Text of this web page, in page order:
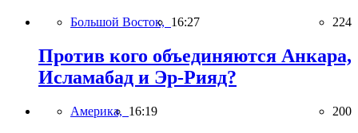
Большой Восток, 16:27 224
Против кого объединяются Анкара,
Исламабад и Эр-Рияд?
Америка, 16:19 200